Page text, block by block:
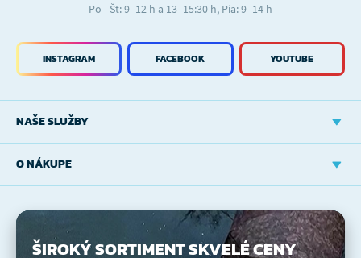
NAŠE SLUŽBY
O NÁKUPE
INSTAGRAM FACEBOOK YOUTUBE
Po - Št: 9–12 h a 13–15:30 h, Pia: 9–14 h
ŠIROKÝ SORTIMENTSKVELÉ CENY